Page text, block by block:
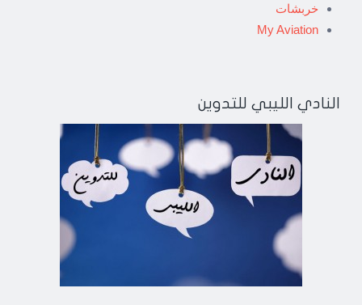
خربشات
My Aviation
النادي الليبي للتدوين